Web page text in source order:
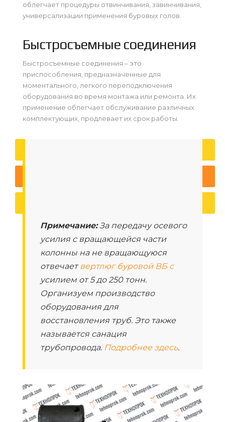
облегчает процедуры отвинчивания, завинчивания,
универсализации применения буровых голов.
Быстросъемные соединения
Быстросъемные соединения – это
приспособления, предназначенные для
моментального, легкого переподключения
оборудования во время монтажа или ремонта. Их
применение облегчает обслуживание различных
комплектующих, продлевает их срок работы.
Примечание:За передачу осевого
усилия с вращающейся части
колонны на не вращающуюся
отвечаетвертлюг буровой ВБ с
усилием от 5 до 250 тонн.
Организуем производство
оборудования для
восстановления труб. Это также
называется санация
трубопровода. Подробнее здесь.